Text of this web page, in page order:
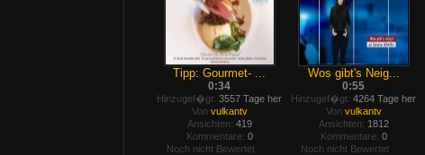
Tipp: Gourmet- ...
0:34
Hinzugef�gt: 3557 Tage her
Von vulkantv
Ansichten: 419
Kommentare: 0
Noch nicht Bewertet
Wos gibt's Neig...
0:55
Hinzugef�gt: 4264 Tage her
Von vulkantv
Ansichten: 1812
Kommentare: 0
Noch nicht Bewertet